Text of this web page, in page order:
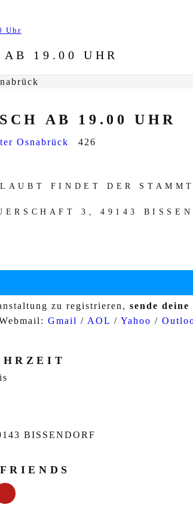
Uhr
AB 19.00 UHR
AB 19.00 UHR
Osnabrück 426
FINDET DER
3, 49143
zu registrieren, sende deine
Gmail / AOL / Yahoo /
BISSENDORF